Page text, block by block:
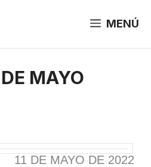
MENÚ
MAYO
11 DE MAYO DE 2022